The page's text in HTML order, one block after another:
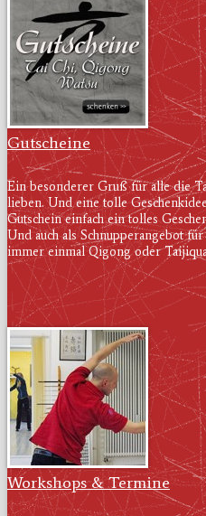
Gutscheine
Ein besonderer Gruß für alle die
lieben. Und eine tolle
Gutschein einfach ein tolles
Und auch als Schnupperangebot
immer einmal Qigong oder
Workshops & Termine